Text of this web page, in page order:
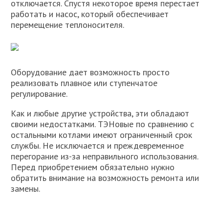
отключается. Спустя некоторое время перестает
работать и насос, который обеспечивает
перемещение теплоносителя.
Оборудование дает возможность просто
реализовать плавное или ступенчатое
регулирование.
Как и любые другие устройства, эти обладают
своими недостатками. ТЭНовые по сравнению с
остальными котлами имеют ограниченный срок
службы. Не исключается и преждевременное
перегорание из-за неправильного использования.
Перед приобретением обязательно нужно
обратить внимание на возможность ремонта или
замены.